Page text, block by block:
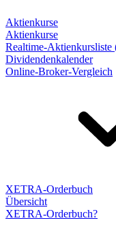
Aktienkurse
Aktienkurse
Realtime-
Dividendenkalender
Online-Broker-Vergleich
XETRA-Orderbuch
Übersicht
XETRA-Orderbuch?